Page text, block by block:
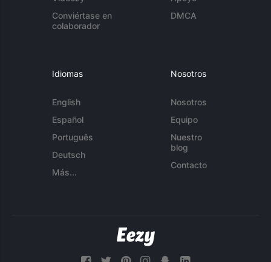
Conviértase en
colaborador
DMCA
Idiomas
English
Español
Português
Deutsch
Más...
Nosotros
Nosotros
Equipo
Nuestro
blog
Contacto